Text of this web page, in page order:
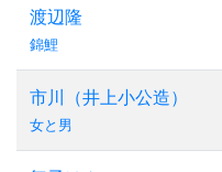
渡辺隆
錦鯉
市川（井上小公造）
女と男